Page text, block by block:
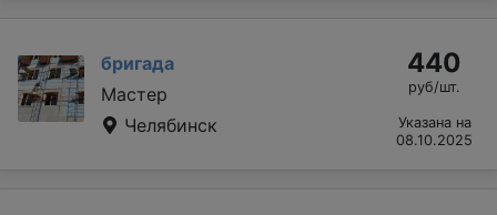
бригада
Мастер
Челябинск
440
руб/шт.
Указана на
08.10.2025